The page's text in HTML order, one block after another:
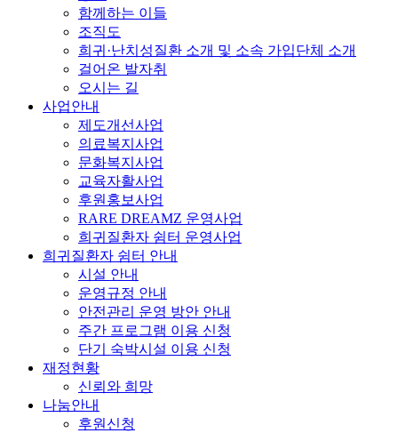
함께하는 이들
조직도
희귀·난치성질환 소개 및 소속 가입단체 소개
걸어온 발자취
오시는 길
사업안내
제도개선사업
의료복지사업
문화복지사업
교육자활사업
후원홍보사업
RARE DREAMZ 운영사업
희귀질환자 쉼터 운영사업
희귀질환자 쉼터 안내
시설 안내
운영규정 안내
안전관리 운영 방안 안내
주간 프로그램 이용 신청
단기 숙박시설 이용 신청
재정현황
신뢰와 희망
나눔안내
후원신청